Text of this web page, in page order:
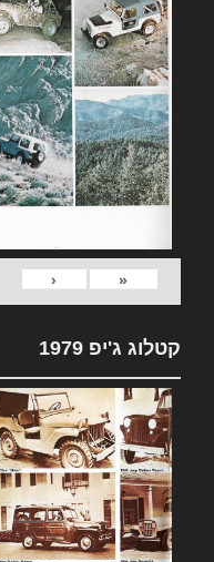
«
‹
קטלוג ג'יפ 1979